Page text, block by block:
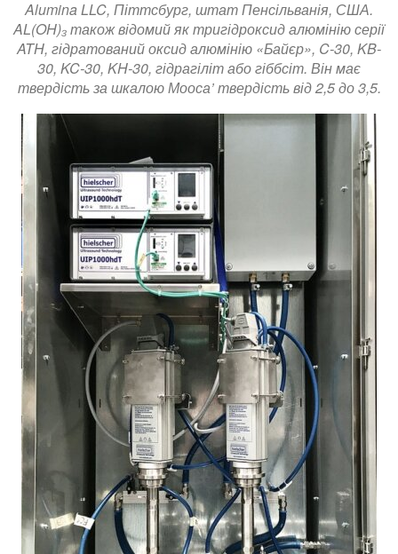
Alumina LLC, Піттсбург, штат Пенсільванія, США.
AL(OH)₃ також відомий як тригідроксид алюмінію серії
ATH, гідратований оксид алюмінію «Байєр», C-30, KB-
30, KC-30, KH-30, гідрагіліт або гіббсіт. Він має
твердість за шкалою Мооса’ твердість від 2,5 до 3,5.